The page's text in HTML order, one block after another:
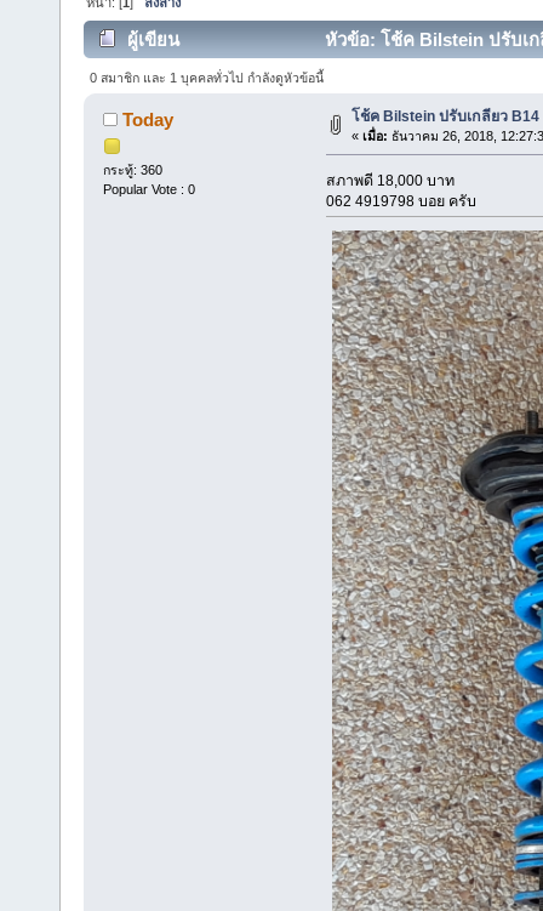
ผู้เขียน หัวข้อ: โช้ค Bilstein ปรับเก
0 สมาชิก และ 1 บุคคลทั่วไป กำลังดูหัวข้อนี้
Today
กระทู้: 360
Popular Vote : 0
โช้ค Bilstein ปรับเกลียว B14
« เมื่อ: ธันวาคม 26, 2018,
สภาพดี 18,000 บาท
062 4919798 บอย ครับ